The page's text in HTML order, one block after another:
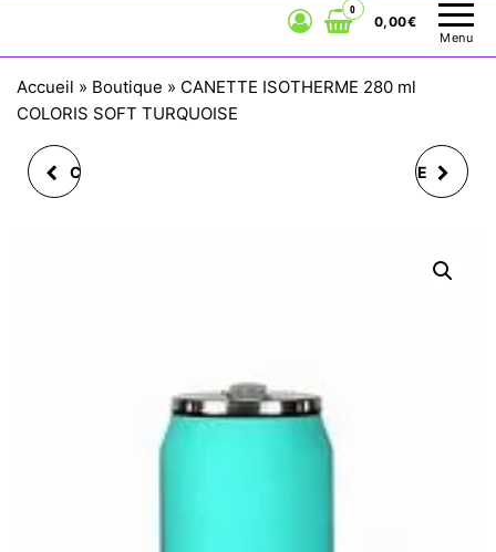
Menu
0
0,00€
Accueil » Boutique » CANETTE ISOTHERME 280 ml
COLORIS SOFT TURQUOISE
CANETTE ISOTHERME CANETTE ISOTHERME